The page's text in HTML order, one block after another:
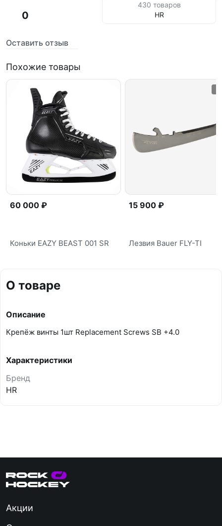
0
Оставить отзыв
430 товаров
HR
Похожие товары
60 000 ₽
Коньки EAZY BEAST 001 SR
15 900 ₽
Лезвия Bauer FLY-TI
О товаре
Описание
Крепёж винты 1шт Replacement Screws SB +4.0
Характеристики
Бренд
HR
Акции